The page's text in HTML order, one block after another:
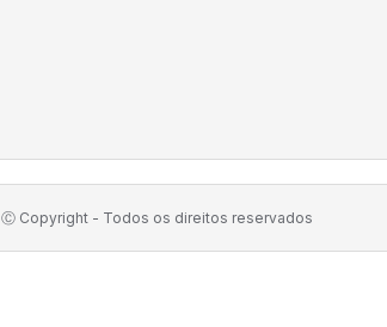
Ⓒ Copyright - Todos os direitos reservados